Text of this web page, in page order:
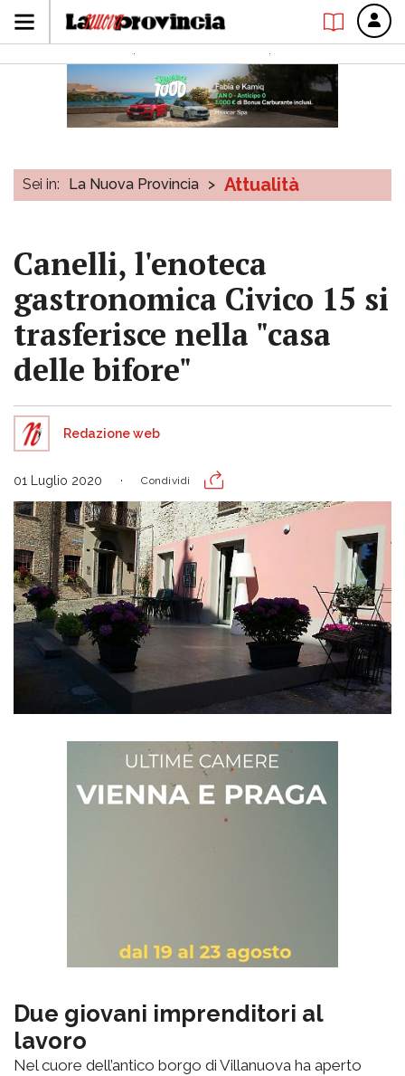
Sei in: La Nuova Provincia > Attualità
Canelli, l'enoteca
gastronomica Civico 15 si
trasferisce nella "casa
delle bifore"
Redazione web
01 Luglio 2020 Condividi
Due giovani imprenditori al
lavoro
Nel cuore dell’antico borgo di Villanuova ha aperto